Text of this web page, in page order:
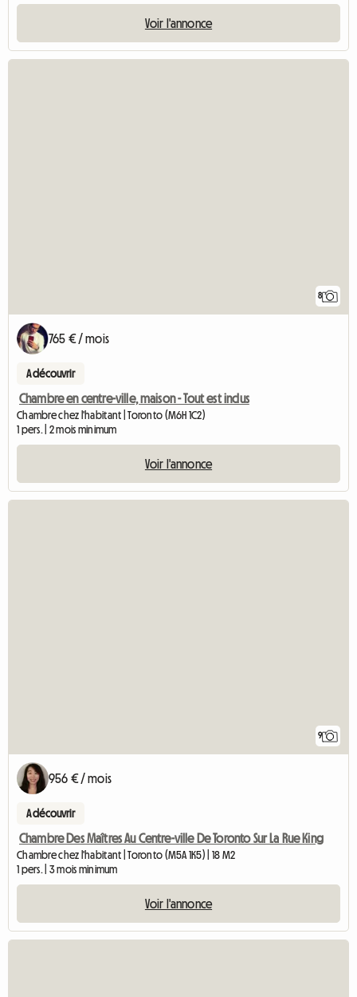
Voir l'annonce
8
765 € / mois
A découvrir
Chambre en centre-ville, maison - Tout est inclus
Chambre chez l'habitant | Toronto (M6H 1C2)
1 pers. | 2 mois minimum
Voir l'annonce
9
956 € / mois
A découvrir
Chambre Des Maîtres Au Centre-ville De Toronto Sur La Rue King
Chambre chez l'habitant | Toronto (M5A 1K5) | 18 M2
1 pers. | 3 mois minimum
Voir l'annonce